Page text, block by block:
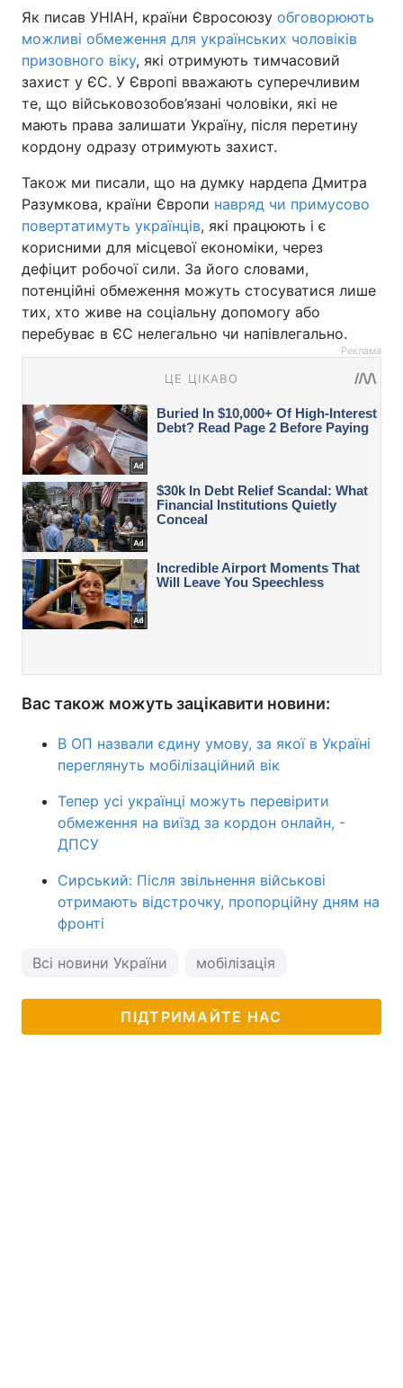
Як писав УНІАН, країни Євросоюзу обговорюють
можливі обмеження для українських чоловіків
призовного віку, які отримують тимчасовий
захист у ЄС. У Європі вважають суперечливим
те, що військовозобов’язані чоловіки, які не
мають права залишати Україну, після перетину
кордону одразу отримують захист.
Також ми писали, що на думку нардепа Дмитра
Разумкова, країни Європи навряд чи примусово
повертатимуть українців, які працюють і є
корисними для місцевої економіки, через
дефіцит робочої сили. За його словами,
потенційні обмеження можуть стосуватися лише
тих, хто живе на соціальну допомогу або
перебуває в ЄС нелегально чи напівлегально.
Реклама
Вас також можуть зацікавити новини:
В ОП назвали єдину умову, за якої в Україні
переглянуть мобілізаційний вік
Тепер усі українці можуть перевірити
обмеження на виїзд за кордон онлайн, -
ДПСУ
Сирський: Після звільнення військові
отримають відстрочку, пропорційну дням на
фронті
Всі новини України мобілізація
ПІДТРИМАЙТЕ НАС